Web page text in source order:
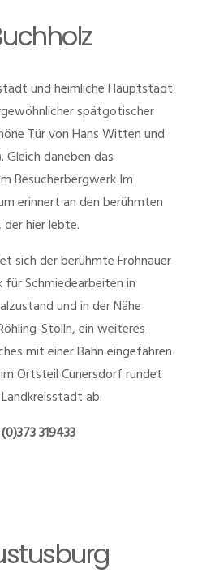
und heimliche Hauptstadt
spätgotischer
Tür von Hans Witten und
Gleich daneben das
Besucherbergwerk Im
erinnert an den berühmten
der hier lebte.
sich der berühmte Frohnauer
Schmiedearbeiten in
und in der Nähe
Stolln, ein weiteres
mit einer Bahn eingefahren
Ortsteil Cunersdorf rundet
ab.
319433